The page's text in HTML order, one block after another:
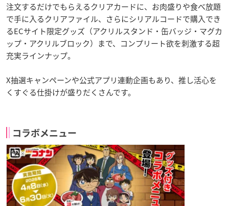
注文するだけでもらえるクリアカードに、お肉盛りや食べ放題
で手に入るクリアファイル、さらにシリアルコードで購入でき
るECサイト限定グッズ（アクリルスタンド・缶バッジ・マグカ
ップ・アクリルブロック）まで、コンプリート欲を刺激する超
充実ラインナップ。
X抽選キャンペーンや公式アプリ連動企画もあり、推し活心を
くすぐる仕掛けが盛りだくさんです。
コラボメニュー